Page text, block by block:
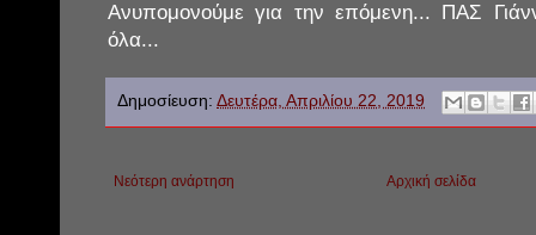
Ανυπομονούμε για την επόμενη... ΠΑΣ
όλα...
Δημοσίευση: Δευτέρα, Απριλίου 22, 2019
Νεότερη ανάρτηση Αρχική σελίδα